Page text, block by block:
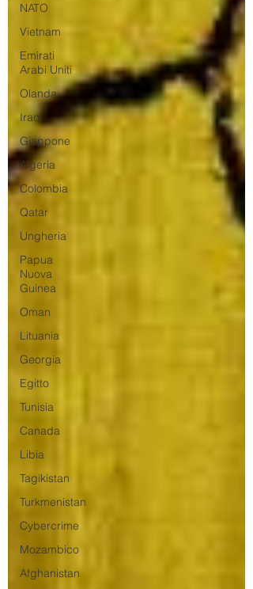
NATO
Vietnam
Emirati
Arabi Uniti
Olanda
Iraq
Giappone
Algeria
Colombia
Qatar
Ungheria
Papua
Nuova
Guinea
Oman
Lituania
Georgia
Egitto
Tunisia
Canada
Libia
Tagikistan
Turkmenistan
Cybercrime
Mozambico
Afghanistan